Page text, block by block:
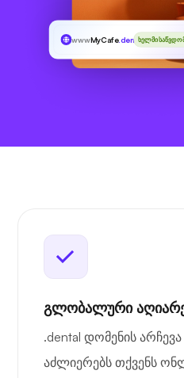
wwwMyCafe.dental
გლობალური
.dental დომენის
აძლიერებს თქვენს